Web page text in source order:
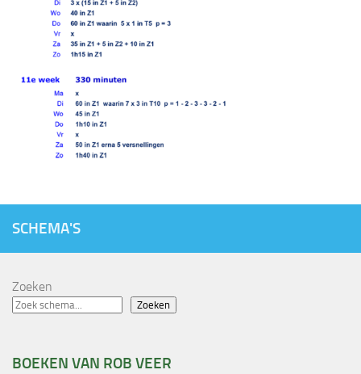
SCHEMA'S
Zoeken
Zoeken
BOEKEN VAN ROB VEER